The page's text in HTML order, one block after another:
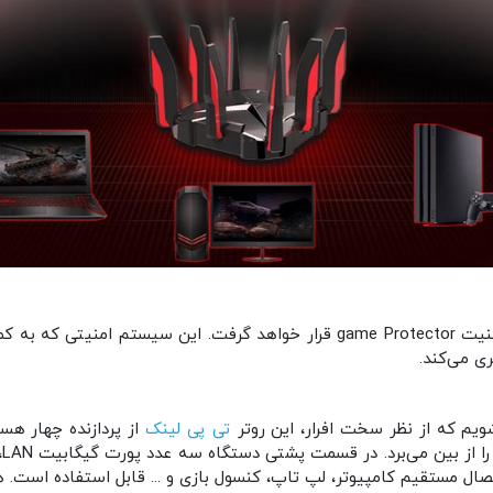
می‌کند.
که از نظر سخت افرار، این روتر تی پی لینک